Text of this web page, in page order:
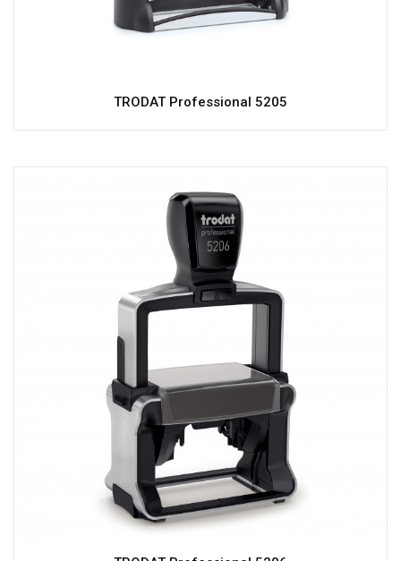
TRODAT Professional 5205